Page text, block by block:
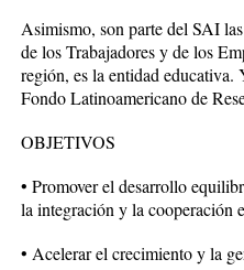
Asimismo, son parte del SAI
de los Trabajadores y de los
región, es la entidad
Fondo Latinoamericano de
OBJETIVOS
• Promover el desarrollo
la integración y la cooperación
• Acelerar el crecimiento y la